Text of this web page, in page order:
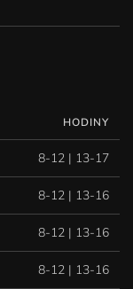
HODINY
8-12 | 13-17
8-12 | 13-16
8-12 | 13-16
8-12 | 13-16